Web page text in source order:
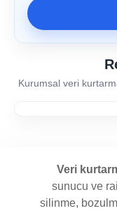
Kurumsal veri
Veri
sunucu ve
silinme,